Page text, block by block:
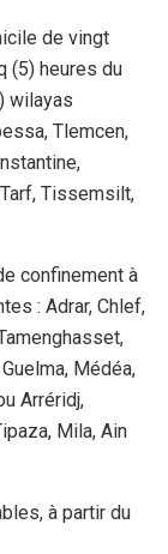
de vingt
(5) heures du
wilayas
Tlemcen,
Tissemsilt,
confinement à
: Adrar, Chlef,
Médéa,
Arréridj,
Mila, Ain
à partir du